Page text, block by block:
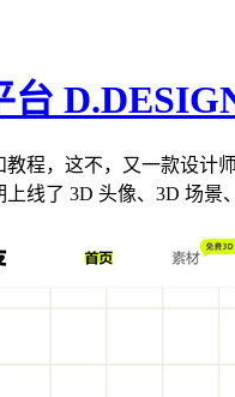
教程，这不，又一款设计
线了 3D 头像、3D 场景